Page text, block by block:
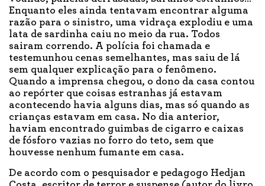
Enquanto eles ainda tentavam encontrar alguma
razão para o sinistro, uma vidraça explodiu e uma
lata de sardinha caiu no meio da rua. Todos
sairam correndo. A polícia foi chamada e
testemunhou cenas semelhantes, mas saiu de lá
sem qualquer explicação para o fenômeno.
Quando a imprensa chegou, o dono da casa contou
ao repórter que coisas estranhas já estavam
acontecendo havia alguns dias, mas só quando as
crianças estavam em casa. No dia anterior,
haviam encontrado guimbas de cigarro e caixas
de fósforo vazias no forro do teto, sem que
houvesse nenhum fumante em casa.
De acordo com o pesquisador e pedagogo Hedjan